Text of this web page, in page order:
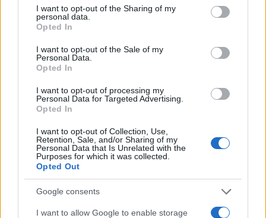
not limited to your visit or usage behaviour. You may click to
grant or deny consent to Google and its third-party tags to
use your data for below specified purposes in below Google
consent section.
I want to opt-out of the Sharing of my
personal data.
Opted In
I want to opt-out of the Sale of my
Personal Data.
Opted In
I want to opt-out of processing my
Personal Data for Targeted Advertising.
Opted In
I want to opt-out of Collection, Use,
Retention, Sale, and/or Sharing of my
Personal Data that Is Unrelated with the
Purposes for which it was collected.
Opted Out
Google consents
I want to allow Google to enable storage
Λήξη διδακτικού έτους:19 Ιουνίου -3 Ιουλίου 2026
Η έκπτωση θα χορηγείται από τα αρμόδια κεντρικά
λιμενικά γραφεία της εταιρείας. Απαραίτητα
δικαιολογητικά για την παροχή της έκπτωσης είναι η
αναφέρει την πρόσληψή τους, καθώς και η αστυνομική
ταυτότητα.
Levante FerriesGroup
Έκπτωση 50% στα εισιτήρια επιβατών και οχημάτων για
τους αναπληρωτές εκπαιδευτικούς που θα
μετακινηθούν αποκλειστικά κατά την εξής περίοδο:
19 Ιουνίου – 3 Ιουλίου 2026.